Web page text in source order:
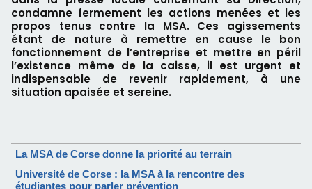
condamne fermement les actions menées et les
propos tenus contre la MSA. Ces agissements
étant de nature à remettre en cause le bon
fonctionnement de l’entreprise et mettre en péril
l’existence même de la caisse, il est urgent et
indispensable de revenir rapidement, à une
situation apaisée et sereine.
La MSA de Corse donne la priorité au terrain
Université de Corse : la MSA à la rencontre des
étudiantes pour parler prévention